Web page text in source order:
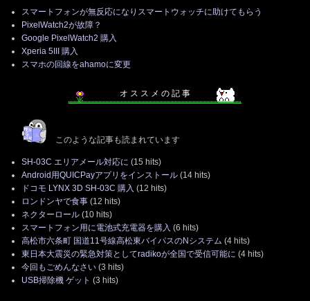
スマートフォンが無反応になりスマートウォッチに助けてもらう
PixelWatch2が故障？
Google PixelWatch2 購入
Xperia 5III 購入
スマホの回線をahamoに変更
オ ス ス メ の 記 事
このような記事も読まれています
SH-03C エリアメール対応に (15 hits)
Android用QUICPayアプリをインストール (14 hits)
ドコモ LYNX 3D SH-03C 購入 (12 hits)
ロンドンヤで食事 (12 hits)
ネクターロール (10 hits)
スマートフォン用に電池式充電器を購入 (6 hits)
高松市六条町 国道11号線高松東バイパスのNシステム (4 hits)
東日本大震災の緊急対策としてradikoが全国で受信可能に (4 hits)
今回もごめんなさい (3 hits)
USB掃除機 ゲット (3 hits)